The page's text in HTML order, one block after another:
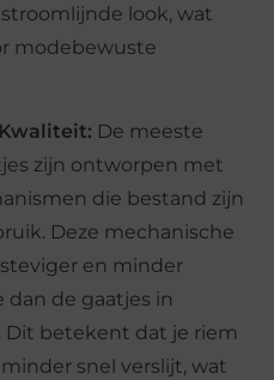
look, wat
modebewuste
De meeste
zijn ontworpen met
die bestand zijn
Deze mechanische
en minder
dan de gaatjes in
Dit betekent dat je riem
snel verslijt, wat